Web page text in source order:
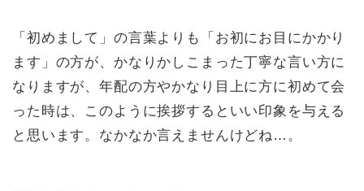
「初めまして」の言葉よりも「お初にお目にかかり
ます」の方が、かなりかしこまった丁寧な言い方に
なりますが、年配の方やかなり目上に方に初めて会
った時は、このように挨拶するといい印象を与える
と思います。なかなか言えませんけどね…。